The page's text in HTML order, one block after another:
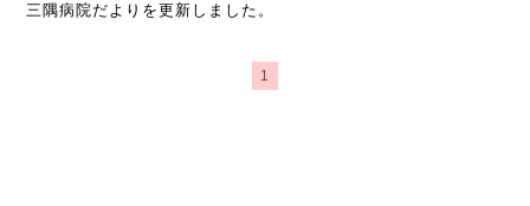
三隅病院だよりを更新しました。
1